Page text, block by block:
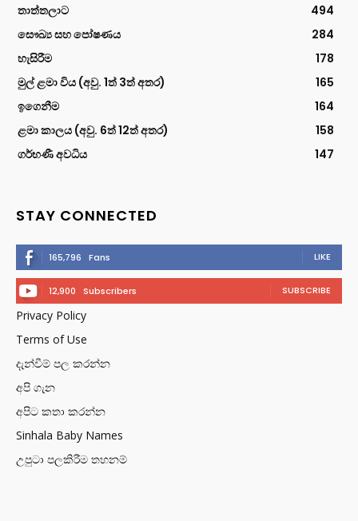
තාත්තලාට
494
සෞඛ්‍ය සහ පෝෂණය
284
හැසිරීම
178
මුල් ළමා විය (අවු. 1ත් 3ත් අතර)
165
ඉගෙනීම
164
ළමා කාලය (අවු. 6ත් 12ත් අතර)
158
ගර්භණී අවධිය
147
STAY CONNECTED
165,796 Fans LIKE
12,900 Subscribers SUBSCRIBE
Privacy Policy
Terms of Use
දැන්වීම් පල කරන්න
අපි ගැන
අපිට කතා කරන්න
Sinhala Baby Names
උපුටා පලකිරීම තහනම්